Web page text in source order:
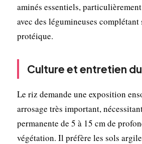
aminés essentiels,
avec des légumineuses
protéique.
Culture et entretien du
Le riz demande une exposition
arrosage très important,
permanente de 5 à 15 cm de
végétation. Il préfère les sols